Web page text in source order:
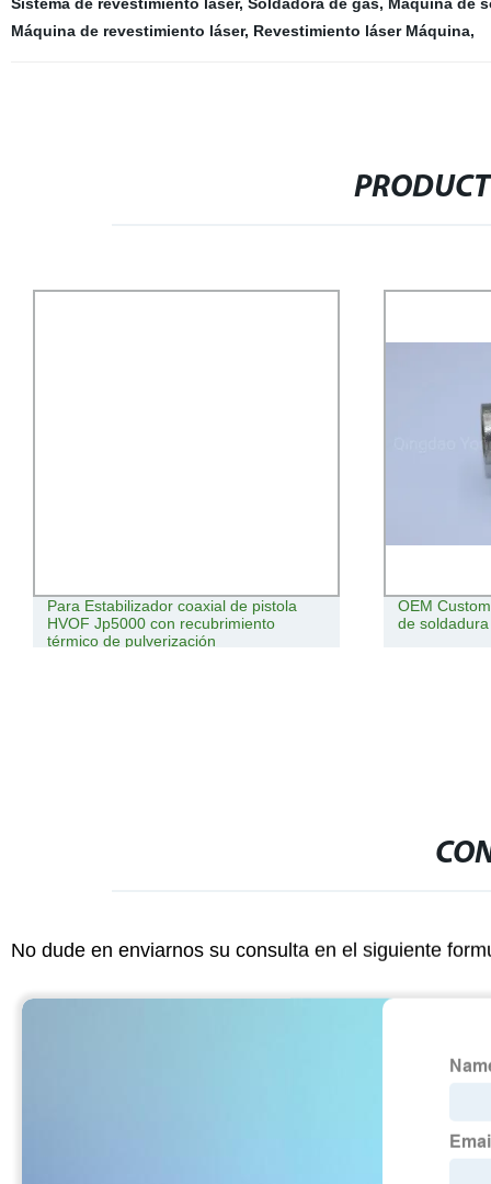
Máquina de revestimiento láser, Revestimiento láser Máquina,
Para Estabilizador coaxial de pistola
HVOF Jp5000 con recubrimiento
térmico de pulverización
OEM
de soldadura
No dude en enviarnos su consulta en el siguiente